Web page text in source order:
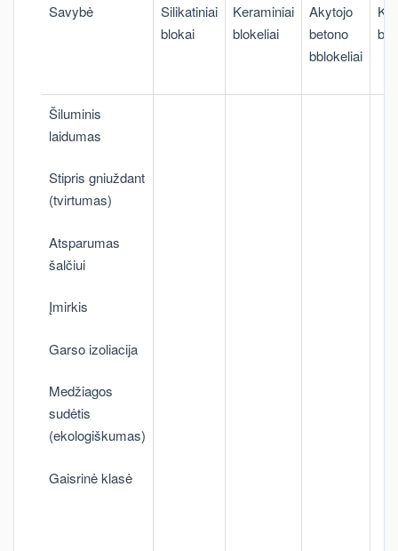
Savybė
Silikatiniai
blokai
Keraminiai
blokeliai
Akytojo
betono
bblokeliai
Šiluminis
laidumas
Stipris gniuždant
(tvirtumas)
Atsparumas
šalčiui
Įmirkis
Garso izoliacija
Medžiagos
sudėtis
(ekologiškumas)
Gaisrinė klasė